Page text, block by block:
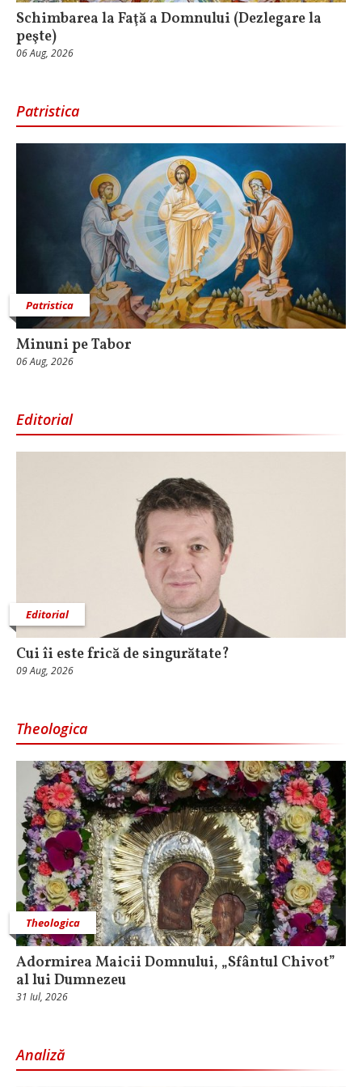
Schimbarea la Faţă a Domnului (Dezlegare la
peşte)
06 Aug, 2026
Patristica
Patristica
Minuni pe Tabor
06 Aug, 2026
Editorial
Editorial
Cui îi este frică de singurătate?
09 Aug, 2026
Theologica
Theologica
Adormirea Maicii Domnului, „Sfântul Chivot”
al lui Dumnezeu
31 Iul, 2026
Analiză